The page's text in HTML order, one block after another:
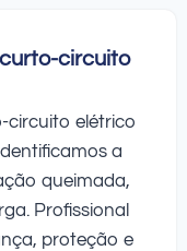
circuito
circuito elétrico
a
queimada,
Profissional
proteção e